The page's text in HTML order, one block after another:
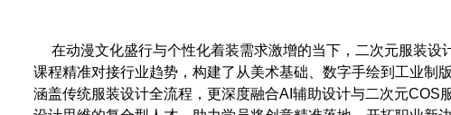
在动漫文化盛行与个性化着装需求激增的当下，二次元服装
课程精准对接行业趋势，构建了从美术基础、数字手绘到工业制
涵盖传统服装设计全流程，更深度融合AI辅助设计与二次元COS